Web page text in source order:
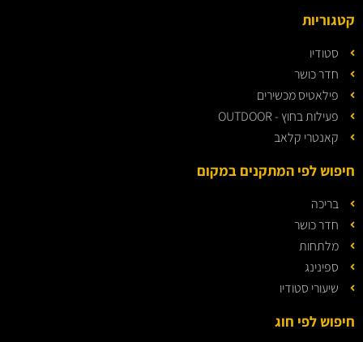
קטגוריות
סטודיו
חדר כושר
פילאטיס מכשירים
פעילות בחוץ - OUTDOOR
קאנטרי קלאב
חיפוש לפי המתקנים במקום
בריכה
חדר כושר
מלתחות
ספינינג
שיעורי סטודיו
חיפוש לפי חוג